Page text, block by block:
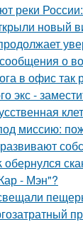
реки
новый
о
в офис так
экс -
миссию:
- Мэн"?